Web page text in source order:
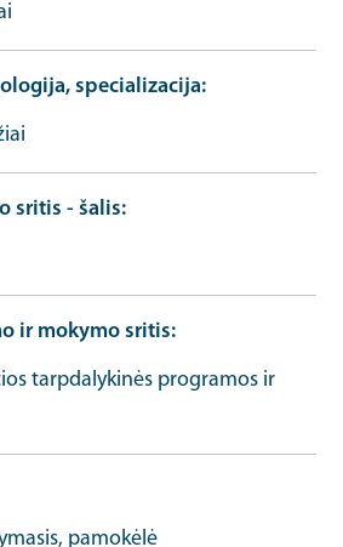
specializacija
sritis - šalis
ir mokymo sritis
tarpdalykinės programos ir
pamokėlė